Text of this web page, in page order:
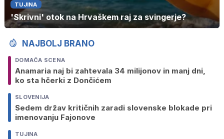
TUJINA
'Skrivni' otok na Hrvaškem raj za svingerje?
NAJBOLJ BRANO
DOMAČA SCENA
Anamaria naj bi zahtevala 34 milijonov in manj dni,
ko sta hčerki z Dončićem
SLOVENIJA
Sedem držav kritičnih zaradi slovenske blokade pri
imenovanju Fajonove
TUJINA